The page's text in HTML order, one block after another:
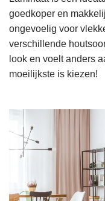
goedkoper en
ongevoelig voor
verschillende
look en voelt anders
moeilijkste is kiezen!